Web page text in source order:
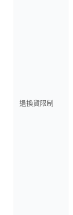
退換貨限制